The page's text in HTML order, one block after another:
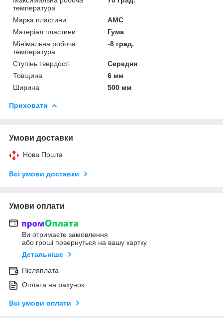
температура
Марка пластини
АМС
Матеріал пластини
Гума
Мінімальна робоча
температура
-8 град.
Ступінь твердості
Середня
Товщина
6 мм
Ширина
500 мм
Приховати
Умови доставки
Нова Пошта
Всі умови доставки
Умови оплати
Ви отримаєте замовлення
або гроші повернуться на вашу картку
Детальніше
Післяплата
Оплата на рахунок
Всі умови оплати